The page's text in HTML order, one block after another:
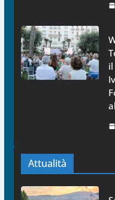
Attualità